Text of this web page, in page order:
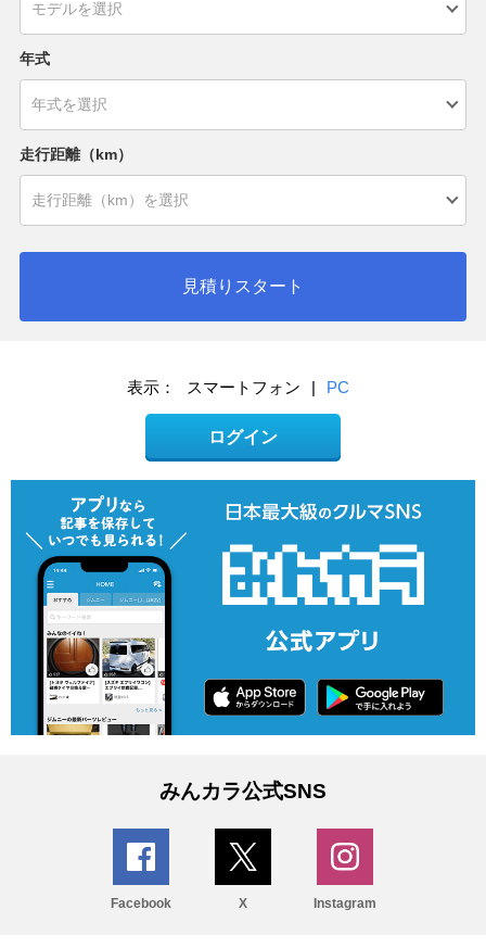
年式
走行距離（km）
見積りスタート
表示： スマートフォン | PC
ログイン
みんカラ公式SNS
Facebook X Instagram